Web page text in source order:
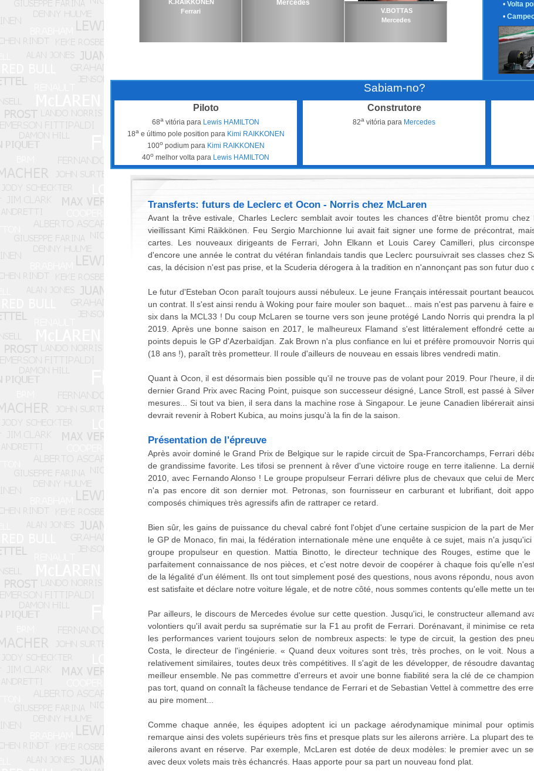
K.RAIKKONEN
Ferrari
Mercedes
V.BOTTAS
Mercedes
• Volta
•
Sabiam-no?
Piloto
68a vitória para Lewis HAMILTON
18ae último pole position para Kimi RAIKKONEN
100o podium para Kimi RAIKKONEN
40o melhor volta para Lewis HAMILTON
Construtore
82a vitória para Mercedes
Transferts: futurs de Leclerc et Ocon - Norris chez McLaren
Avant la trêve estivale, Charles Leclerc semblait avoir toutes les chances d'être bientôt promu
vieillissant Kimi Räikkönen. Feu Sergio Marchionne lui avait fait signer une forme de précontrat,
cartes. Les nouveaux dirigeants de Ferrari, John Elkann et Louis Carey Camilleri, plus
d'encore une année le contrat du vétéran finlandais tandis que Leclerc poursuivrait ses classes chez
cas, la décision n'est pas prise, et la Scuderia dérogera à la tradition en n'annonçant pas son futur duo
Le futur d'Esteban Ocon paraît toujours aussi nébuleux. Le jeune Français intéressait pourtant
un contrat. Il s'est ainsi rendu à Woking pour faire mouler son baquet... mais n'est pas parvenu à faire
six dans la MCL33 ! Du coup McLaren se tourne vers son jeune protégé Lando Norris qui prendra la
2019. Après une bonne saison en 2017, le malheureux Flamand s'est littéralement effondré cette
points depuis le GP d'Azerbaïdjan. Zak Brown n'a plus confiance en lui et préfère promouvoir Norris
(18 ans !), paraît très prometteur. Il roule d'ailleurs de nouveau en essais libres vendredi matin.
Quant à Ocon, il est désormais bien possible qu'il ne trouve pas de volant pour 2019. Pour l'heure, il
dernier Grand Prix avec Racing Point, puisque son successeur désigné, Lance Stroll, est passé à
mesures... Si tout va bien, il sera dans la machine rose à Singapour. Le jeune Canadien libérerait
devrait revenir à Robert Kubica, au moins jusqu'à la fin de la saison.
Présentation de l'épreuve
Après avoir dominé le Grand Prix de Belgique sur le rapide circuit de Spa-Francorchamps, Ferrari
de grandissime favorite. Les tifosi se prennent à rêver d'une victoire rouge en terre italienne. La
2010, avec Fernando Alonso ! Le groupe propulseur Ferrari délivre plus de chevaux que celui de
n'a pas encore dit son dernier mot. Petronas, son fournisseur en carburant et lubrifiant, doit
composés chimiques très agressifs afin de rattraper ce retard.
Bien sûr, les gains de puissance du cheval cabré font l'objet d'une certaine suspicion de la part de
le GP de Monaco, fin mai, la fédération internationale mène une enquête à ce sujet, mais n'a
groupe propulseur en question. Mattia Binotto, le directeur technique des Rouges, estime que
parfaitement connaissance de nos pièces, et c'est notre devoir de coopérer à chaque fois qu'elle
de la légalité d'un élément. Ils ont tout simplement posé des questions, nous avons répondu, nous
est satisfaite et déclare notre voiture légale, et de notre côté, nous sommes contents qu'elle mette un
Par ailleurs, le discours de Mercedes évolue sur cette question. Jusqu'ici, le constructeur allemand
volontiers qu'il avait perdu sa suprématie sur la F1 au profit de Ferrari. Dorénavant, il minimise ce
les performances varient toujours selon de nombreux aspects: le type de circuit, la gestion des
Costa, le directeur de l'ingénierie. « Quand deux voitures sont très, très proches, on le voit. Nous
relativement similaires, toutes deux très compétitives. Il s'agit de les développer, de résoudre
meilleur ensemble. Ne pas commettre d'erreurs et avoir une bonne fiabilité sera la clé de ce
pas tort, quand on connaît la fâcheuse tendance de Ferrari et de Sebastian Vettel à commettre des
au pire moment...
Comme chaque année, les équipes adoptent ici un package aérodynamique minimal pour
remarque ainsi des volets supérieurs très fins et presque plats sur les ailerons arrière. La plupart des
ailerons avant en réserve. Par exemple, McLaren est dotée de deux modèles: le premier avec un
avec deux volets mais très échancrés. Haas apporte pour sa part un nouveau fond plat.